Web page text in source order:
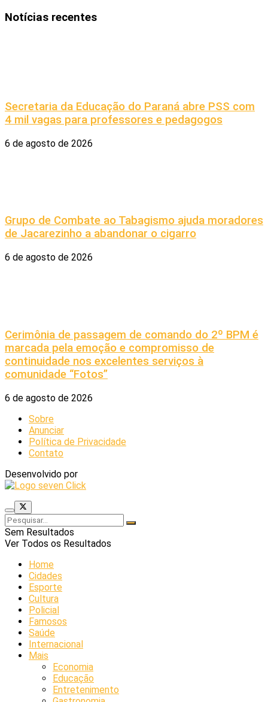
Notícias recentes
Secretaria da Educação do Paraná abre PSS com
4 mil vagas para professores e pedagogos
6 de agosto de 2026
Grupo de Combate ao Tabagismo ajuda moradores
de Jacarezinho a abandonar o cigarro
6 de agosto de 2026
Cerimônia de passagem de comando do 2º BPM é
marcada pela emoção e compromisso de
continuidade nos excelentes serviços à
comunidade “Fotos”
6 de agosto de 2026
Sobre
Anunciar
Política de Privacidade
Contato
Desenvolvido por
Sem Resultados
Ver Todos os Resultados
Home
Cidades
Esporte
Cultura
Policial
Famosos
Saúde
Internacional
Mais
Economia
Educação
Entretenimento